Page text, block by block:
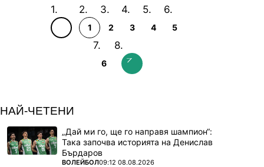
1 2 3 4 5
6
НАЙ-ЧЕТЕНИ
„Дай ми го, ще го направя шампион“:
Така започва историята на Денислав
Бърдаров
ПОВЕЧЕ ОТ
ВОЛЕЙБОЛ09:12 08.08.2026